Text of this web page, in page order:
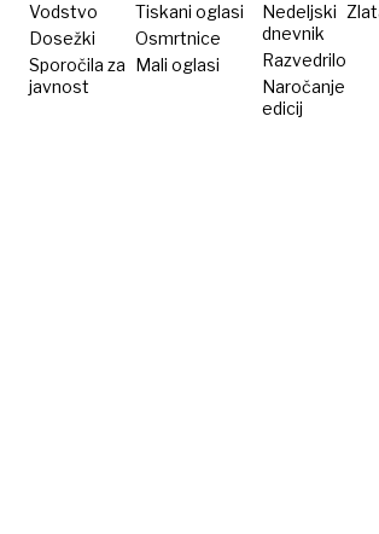
Vodstvo
Dosežki
Sporočila za
javnost
Tiskani oglasi
Osmrtnice
Mali oglasi
Nedeljski
dnevnik
Razvedrilo
Naročanje
edicij